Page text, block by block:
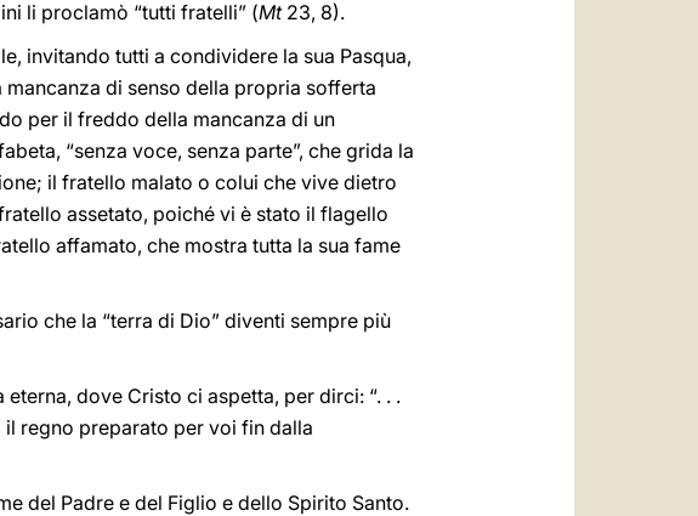
li proclamò “tutti fratelli” (Mt23, 8).
invitando tutti a condividere la sua Pasqua,
di senso della propria sofferta
per il freddo della mancanza di un
“senza voce, senza parte”, che grida la
il fratello malato o colui che vive dietro
assetato, poiché vi è stato il flagello
affamato, che mostra tutta la sua fame
che la “terra di Dio” diventi sempre più
dove Cristo ci aspetta, per dirci: “. . .
il regno preparato per voi fin dalla
del Padre e del Figlio e dello Spirito Santo.